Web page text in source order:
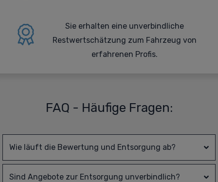
Sie erhalten eine unverbindliche
Restwertschätzung zum Fahrzeug von
erfahrenen Profis.
FAQ - Häufige Fragen:
Wie läuft die Bewertung und Entsorgung ab?
Sind Angebote zur Entsorgung unverbindlich?